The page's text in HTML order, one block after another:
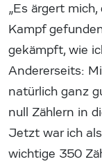
„Es ärgert
Kampf
gekämpft, wie
Andererseits:
natürlich ganz
null Zählern in
Jetzt war ich
wichtige 350